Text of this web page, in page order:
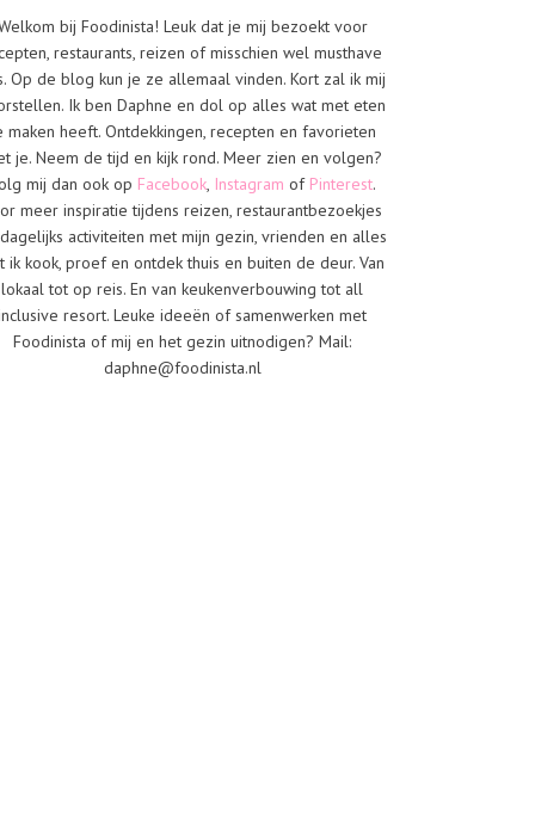
bij Foodinista! Leuk dat je mij bezoekt voor
restaurants, reizen of misschien wel musthave
Op de blog kun je ze allemaal vinden. Kort zal ik mij
Ik ben Daphne en dol op alles wat met eten
maken heeft. Ontdekkingen, recepten en favorieten
je. Neem de tijd en kijk rond. Meer zien en volgen?
mij dan ook op Facebook, Instagram of Pinterest.
meer inspiratie tijdens reizen, restaurantbezoekjes
activiteiten met mijn gezin, vrienden en alles
ik kook, proef en ontdek thuis en buiten de deur. Van
lokaal tot op reis. En van keukenverbouwing tot all
resort. Leuke ideeën of samenwerken met
Foodinista of mij en het gezin uitnodigen? Mail:
daphne@foodinista.nl